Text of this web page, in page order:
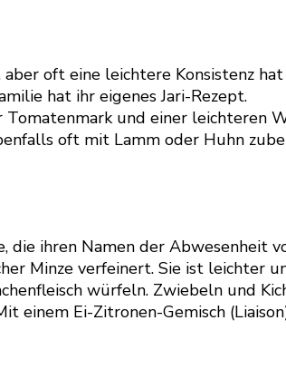
oft eine leichtere Konsistenz
hat ihr eigenes Jari-Rezept.
und einer leichteren
oft mit Lamm oder Huhn
die ihren Namen der Abwesenheit
Minze verfeinert. Sie ist leichter
würfeln. Zwiebeln und
einem Ei-Zitronen-Gemisch